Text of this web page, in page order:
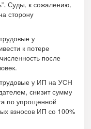
Суды, к сожалению,
сторону
у
к потере
после
у ИП на УСН
снизит сумму
по упрощенной
взносов ИП со 100%